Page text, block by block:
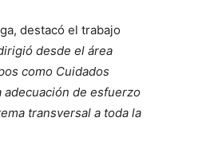
destacó el trabajo
desde el área
como Cuidados
adecuación de esfuerzo
transversal a toda la